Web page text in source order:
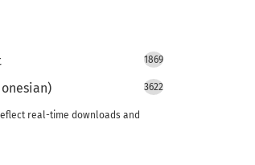
1869
3622
real-time downloads and